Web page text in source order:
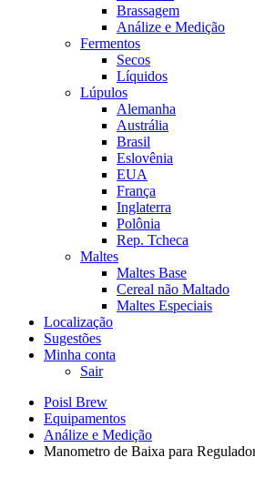
Brassagem
Análize e Medição
Fermentos
Secos
Líquidos
Lúpulos
Alemanha
Austrália
Brasil
Eslovênia
EUA
França
Inglaterra
Polônia
Rep. Tcheca
Maltes
Maltes Base
Cereal não Maltado
Maltes Especiais
Localização
Sugestões
Minha conta
Sair
Poisl Brew
Equipamentos
Análize e Medição
Manometro de Baixa para